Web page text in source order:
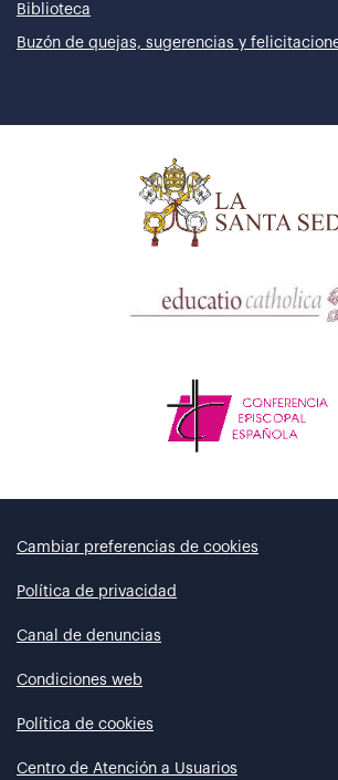
Biblioteca
Buzón de quejas, sugerencias y
Cambiar preferencias de cookies
Política de privacidad
Canal de denuncias
Condiciones web
Política de cookies
Centro de Atención a Usuarios